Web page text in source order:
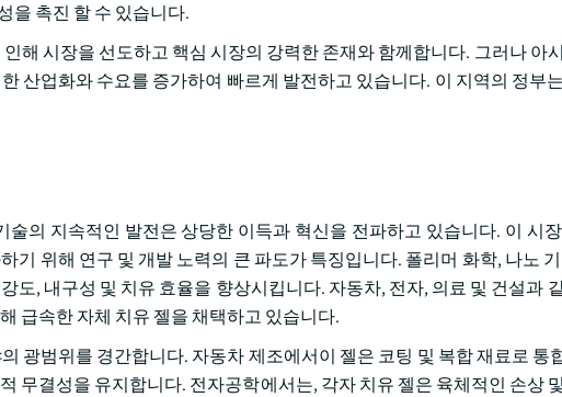
을 촉진 할 수 있습니다.
해 시장을 선도하고 핵심 시장의 강력한 존재와 함께합니다. 그러나 아
산업화와 수요를 증가하여 빠르게 발전하고 있습니다. 이 지역의 정부
의 지속적인 발전은 상당한 이득과 혁신을 전파하고 있습니다. 이 시
기 위해 연구 및 개발 노력의 큰 파도가 특징입니다. 폴리머 화학, 나노
도, 내구성 및 치유 효율을 향상시킵니다. 자동차, 전자, 의료 및 건설과
급속한 자체 치유 젤을 채택하고 있습니다.
광범위를 경간합니다. 자동차 제조에서이 젤은 코팅 및 복합 재료로 통
무결성을 유지합니다. 전자공학에서는, 각자 치유 젤은 육체적인 손상